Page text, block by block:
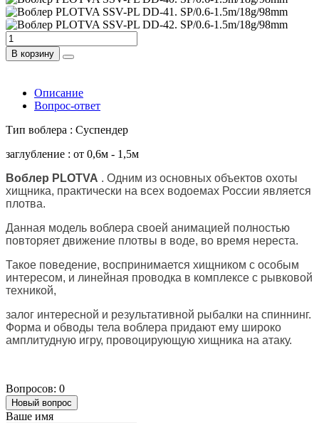
В корзину
Описание
Вопрос-ответ
Тип воблера : Суспендер
заглубление : от 0,6м - 1,5м
Воблер PLOTVA . Одним из основных объектов охоты
хищника, практически на всех водоемах России является
плотва.
Данная модель воблера своей анимацией полностью
повторяет движение плотвы в воде, во время нереста.
Такое поведение, воспринимается хищником с особым
интересом, и линейная проводка в комплексе с рывковой
техникой,
залог интересной и результативной рыбалки на спиннинг.
Форма и обводы тела воблера придают ему широко
амплитудную игру, провоцирующую хищника на атаку.
Вопросов: 0
Новый вопрос
Ваше имя